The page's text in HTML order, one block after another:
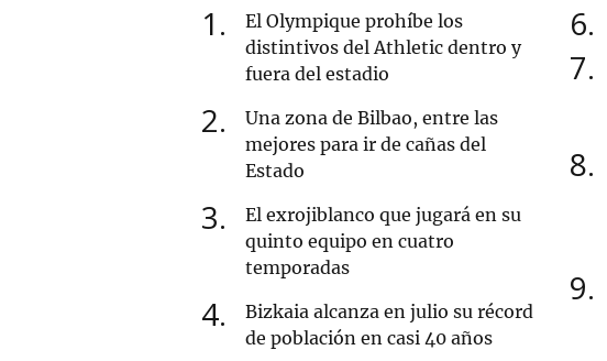
1
El Olympique prohíbe los
distintivos del Athletic dentro y
fuera del estadio
2
Una zona de Bilbao, entre las
mejores para ir de cañas del
Estado
3
El exrojiblanco que jugará en su
quinto equipo en cuatro
temporadas
4
Bizkaia alcanza en julio su récord
de población en casi 40 años
6
7
8
9